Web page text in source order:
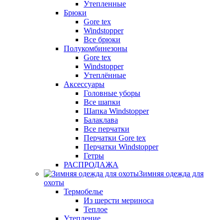
Утепленные
Брюки
Gore tex
Windstopper
Все брюки
Полукомбинезоны
Gore tex
Windstopper
Утеплённые
Аксессуары
Головные уборы
Все шапки
Шапка Windstopper
Балаклава
Все перчатки
Перчатки Gore tex
Перчатки Windstopper
Гетры
РАСПРОДАЖА
Зимняя одежда для
охоты
Термобелье
Из шерсти мериноса
Теплое
Утепление